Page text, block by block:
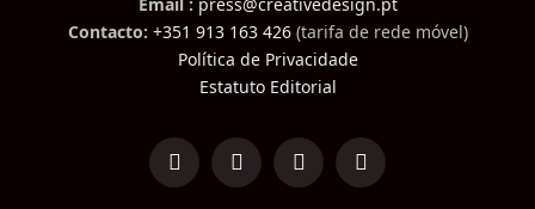
Email : press@creativedesign.pt
Contacto: +351 913 163 426(tarifa de rede móvel)
Política de Privacidade
Estatuto Editorial
LinkedInFacebookInstagramTikTok